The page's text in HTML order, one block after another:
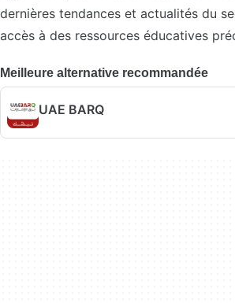
dernières tendances et actualités du
accès à des ressources éducatives
Meilleure alternative recommandée
UAE BARQ